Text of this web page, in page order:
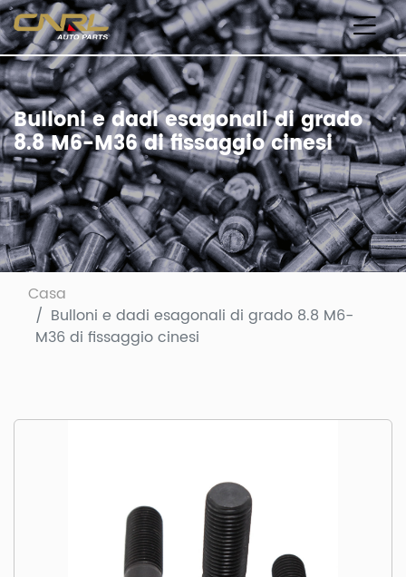
Bulloni e dadi esagonali di grado
8.8 M6-M36 di fissaggio cinesi
Casa
Bulloni e dadi esagonali di grado 8.8 M6-
M36 di fissaggio cinesi